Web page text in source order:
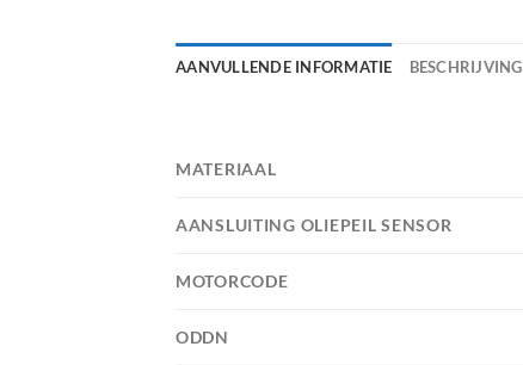
AANVULLENDE INFORMATIE BESCHRIJVING
MATERIAAL
AANSLUITING OLIEPEIL SENSOR
MOTORCODE
ODDN